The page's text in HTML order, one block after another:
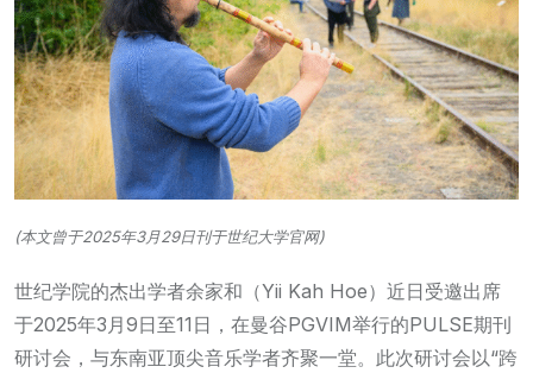
(本文曾于2025年3月29日刊于世纪大学官网)
世纪学院的杰出学者余家和（Yii Kah Hoe）近日受邀出席
于2025年3月9日至11日，在曼谷PGVIM举行的PULSE期刊
研讨会，与东南亚顶尖音乐学者齐聚一堂。此次研讨会以“跨